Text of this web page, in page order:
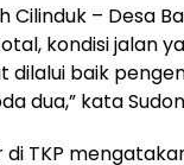
Cilinduk – Desa
kondisi jalan
dilalui baik
dua,” kata
di TKP